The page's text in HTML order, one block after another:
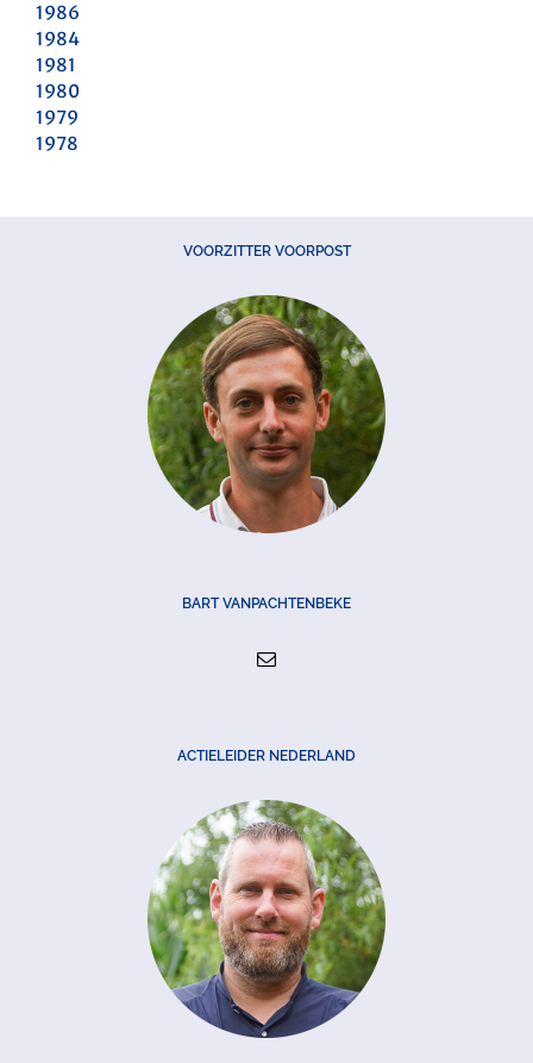
1986
1984
1981
1980
1979
1978
VOORZITTER VOORPOST
BART VANPACHTENBEKE
ACTIELEIDER NEDERLAND